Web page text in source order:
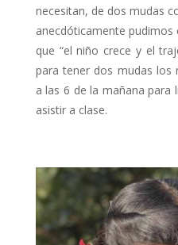
necesitan, de dos mudas
anecdóticamente
que “el niño crece y el
para tener dos mudas los
a las 6 de la mañana para
asistir a clase.